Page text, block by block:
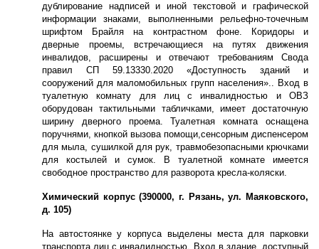
дублирование надписей и иной текстовой и графической
информации знаками, выполненными рельефно-точечным
шрифтом Брайля на контрастном фоне. Коридоры и
дверные проемы, встречающиеся на путях движения
инвалидов, расширены и отвечают требованиям Свода
правил СП 59.13330.2020 «Доступность зданий и
сооружений для маломобильных групп населения».. Вход в
туалетную комнату для лиц с инвалидностью и ОВЗ
оборудован тактильными табличками, имеет достаточную
ширину дверного проема. Туалетная комната оснащена
поручнями, кнопкой вызова помощи,сенсорным диспенсером
для мыла, сушилкой для рук, травмобезопасными крючками
для костылей и сумок. В туалетной комнате имеется
свободное пространство для разворота кресла-коляски.
Химический корпус (390000, г. Рязань, ул. Маяковского,
д. 105)
На автостоянке у корпуса выделены места для парковки
транспорта лиц с инвалидностью. Вход в здание, доступный